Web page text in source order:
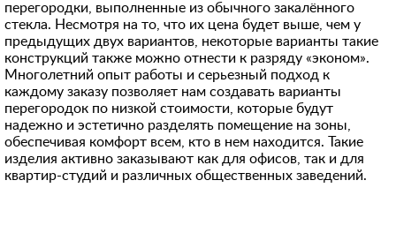
перегородки, выполненные из обычного закалённого
стекла. Несмотря на то, что их цена будет выше, чем у
предыдущих двух вариантов, некоторые варианты такие
конструкций также можно отнести к разряду «эконом».
Многолетний опыт работы и серьезный подход к
каждому заказу позволяет нам создавать варианты
перегородок по низкой стоимости, которые будут
надежно и эстетично разделять помещение на зоны,
обеспечивая комфорт всем, кто в нем находится. Такие
изделия активно заказывают как для офисов, так и для
квартир-студий и различных общественных заведений.